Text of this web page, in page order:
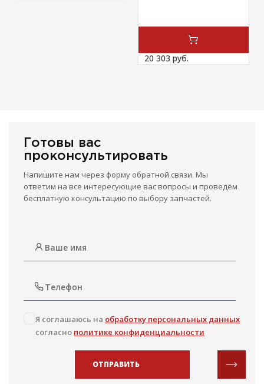
20 303 руб.
Готовы вас
проконсультировать
Напишите нам через форму обратной связи. Мы
ответим на все интересующие вас вопросы и проведём
бесплатную консультацию по выбору запчастей.
Я соглашаюсь на обработку персональных данных
согласно политике конфиденциальности
ОТПРАВИТЬ